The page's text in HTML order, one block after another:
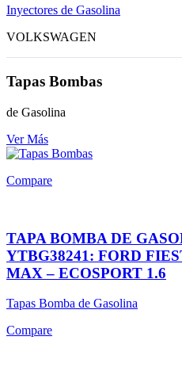
Inyectores de Gasolina
VOLKSWAGEN
Tapas Bombas
de Gasolina
Ver Más
Compare
TAPA BOMBA DE
YTBG38241: FORD
MAX – ECOSPORT 1.6
Tapas Bomba de Gasolina
Compare